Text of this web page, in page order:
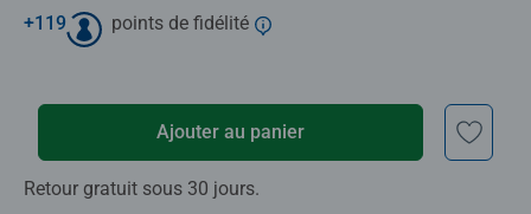
+119 points de fidélité
Ajouter au panier
Retour gratuit sous 30 jours.